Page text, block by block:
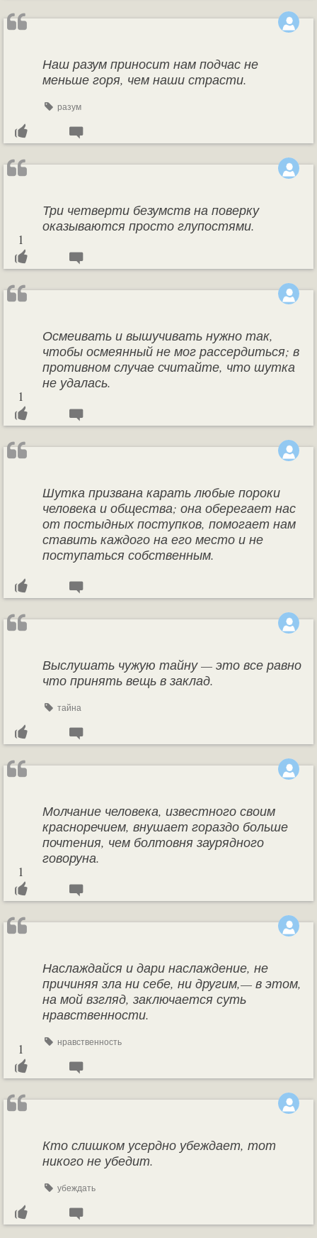
Наш разум приносит нам подчас не
меньше горя, чем наши страсти.
разум
Три четверти безумств на поверку
оказываются просто глупостями.
1
Осмеивать и вышучивать нужно так,
чтобы осмеянный не мог рассердиться; в
противном случае считайте, что шутка
не удалась.
1
Шутка призвана карать любые пороки
человека и общества; она оберегает нас
от постыдных поступков, помогает нам
ставить каждого на его место и не
поступаться собственным.
Выслушать чужую тайну — это все равно
что принять вещь в заклад.
тайна
Молчание человека, известного своим
красноречием, внушает гораздо больше
почтения, чем болтовня заурядного
говоруна.
1
Наслаждайся и дари наслаждение, не
причиняя зла ни себе, ни другим,— в этом,
на мой взгляд, заключается суть
нравственности.
нравственность
1
Кто слишком усердно убеждает, тот
никого не убедит.
убеждать